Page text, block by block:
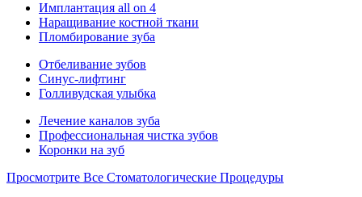
Имплантация all on 4
Наращивание костной ткани
Пломбирование зуба
Отбеливание зубов
Синус-лифтинг
Голливудская улыбка
Лечение каналов зуба
Профессиональная чистка зубов
Коронки на зуб
Просмотрите Все Стоматологические Процедуры